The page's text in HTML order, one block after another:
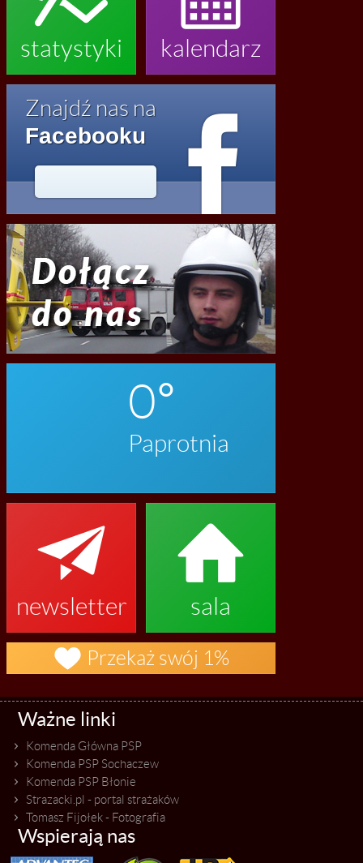
statystyki kalendarz
Znajdź nas na
Facebooku

0
Paprotnia

newsletter

sala
 Przekaż swój 1%
Ważne linki
Komenda Główna PSP
Komenda PSP Sochaczew
Komenda PSP Błonie
Strazacki.pl - portal strażaków
Tomasz Fijołek - Fotografia
Wspierają nas